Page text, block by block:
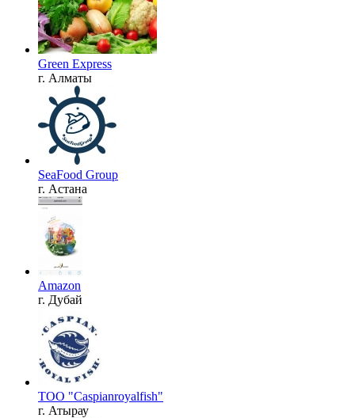
Green Express
г. Алматы
SeaFood Group
г. Астана
Amazon
г. Дубай
ТОО "Caspianroyalfish"
г. Атырау